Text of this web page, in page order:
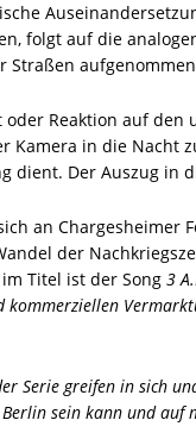
folgt auf die
Straßen
oder Reaktion auf
Kamera in die Nacht
dient. Der Auszug in
an Chargesheimer
der
Titel ist der Song 3
Serie greifen in sich
sein kann und